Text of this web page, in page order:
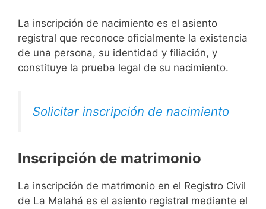
La inscripción de nacimiento es el asiento
registral que reconoce oficialmente la existencia
de una persona, su identidad y filiación, y
constituye la prueba legal de su nacimiento.
Solicitar inscripción de nacimiento
Inscripción de matrimonio
La inscripción de matrimonio en el Registro Civil
de La Malahá es el asiento registral mediante el